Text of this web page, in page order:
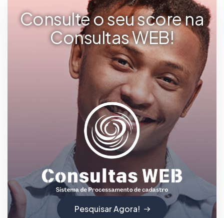
Consulte o seu score na
Consultas WEB!
Pesquisar Agora!